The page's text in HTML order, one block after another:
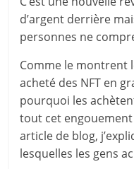
d’argent derrière
personnes ne
Comme le montrent
acheté des NFT en
pourquoi les
tout cet engouement
article de blog,
lesquelles les gens